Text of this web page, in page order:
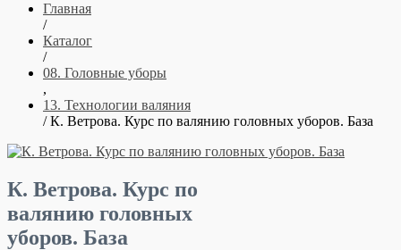
Главная
/
Каталог
/
08. Головные уборы
,
13. Технологии валяния
/ К. Ветрова. Курс по валянию головных уборов. База
К. Ветрова. Курс по
валянию головных
уборов. База